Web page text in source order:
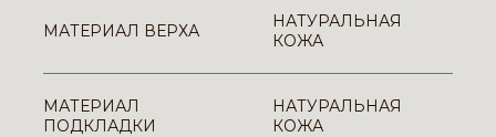
МАТЕРИАЛ ВЕРХА
НАТУРАЛЬНАЯ
КОЖА
МАТЕРИАЛ
ПОДКЛАДКИ
НАТУРАЛЬНАЯ
КОЖА